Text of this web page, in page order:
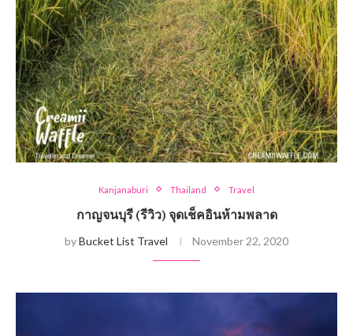
Kanjanaburi Thailand Travel
กาญจนบุรี (รีวิว) จุดเช็คอินห้ามพลาด
byBucket List Travel November 22, 2020